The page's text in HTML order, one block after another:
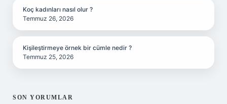
Koç kadınları nasıl olur ?
Temmuz 26, 2026
Kişileştirmeye örnek bir cümle nedir ?
Temmuz 25, 2026
SON YORUMLAR